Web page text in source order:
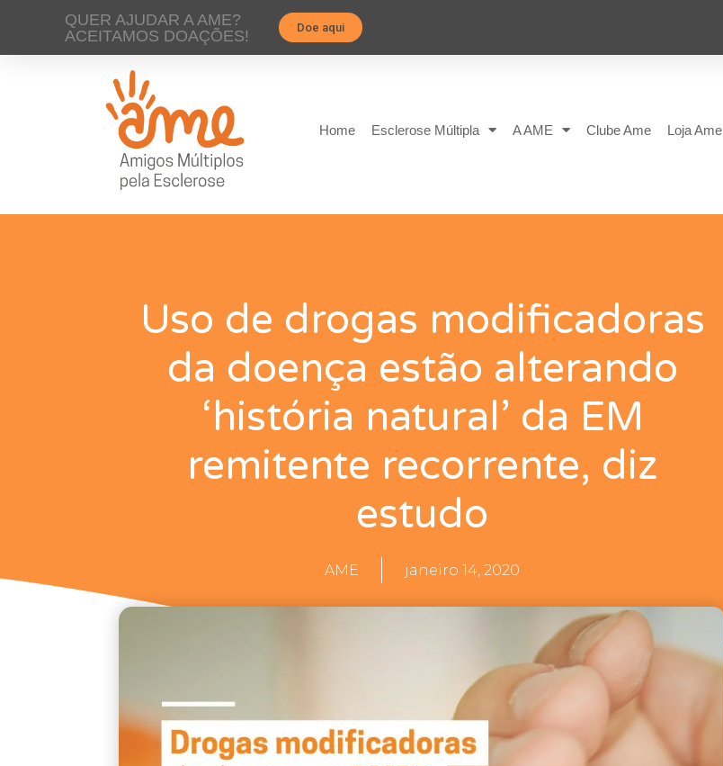
QUER AJUDAR A AME?
ACEITAMOS DOAÇÕES!
Doe aqui
Home Esclerose Múltipla A AME Clube Ame Loja Ame
Uso de drogas modificadoras
da doença estão alterando
‘história natural’ da EM
remitente recorrente, diz
estudo
AME janeiro 14, 2020